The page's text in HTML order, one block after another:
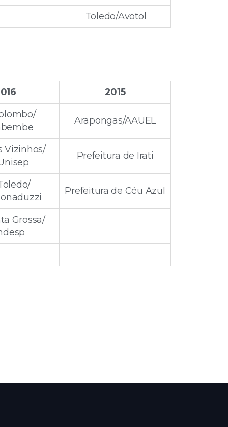
Toledo/Avotol
2015
Arapongas/AAUEL
Vizinhos/
Prefeitura de Irati
Prefeitura de Céu Azul
Grossa/